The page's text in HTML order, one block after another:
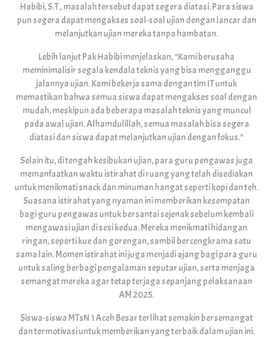
Habibi, S.T., masalah tersebut dapat segera diatasi. Para siswa
pun segera dapat mengakses soal-soal ujian dengan lancar dan
melanjutkan ujian mereka tanpa hambatan.
Lebih lanjut Pak Habibi menjelaskan, “Kami berusaha
meminimalisir segala kendala teknis yang bisa mengganggu
jalannya ujian. Kami bekerja sama dengan tim IT untuk
memastikan bahwa semua siswa dapat mengakses soal dengan
mudah, meskipun ada beberapa masalah teknis yang muncul
pada awal ujian. Alhamdulillah, semua masalah bisa segera
diatasi dan siswa dapat melanjutkan ujian dengan fokus.”
Selain itu, di tengah kesibukan ujian, para guru pengawas juga
memanfaatkan waktu istirahat di ruang yang telah disediakan
untuk menikmati snack dan minuman hangat seperti kopi dan teh.
Suasana istirahat yang nyaman ini memberikan kesempatan
bagi guru pengawas untuk bersantai sejenak sebelum kembali
mengawasi ujian di sesi kedua. Mereka menikmati hidangan
ringan, seperti kue dan gorengan, sambil bercengkrama satu
sama lain. Momen istirahat ini juga menjadi ajang bagi para guru
untuk saling berbagi pengalaman seputar ujian, serta menjaga
semangat mereka agar tetap terjaga sepanjang pelaksanaan
AM 2025.
Siswa-siswa MTsN 1 Aceh Besar terlihat semakin bersemangat
dan termotivasi untuk memberikan yang terbaik dalam ujian ini.